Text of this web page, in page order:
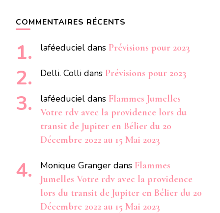
COMMENTAIRES RÉCENTS
laféeduciel dans Prévisions pour 2023
Delli. Colli dans Prévisions pour 2023
laféeduciel dans Flammes Jumelles
Votre rdv avec la providence lors du
transit de Jupiter en Bélier du 20
Décembre 2022 au 15 Mai 2023
Monique Granger dans Flammes
Jumelles Votre rdv avec la providence
lors du transit de Jupiter en Bélier du 20
Décembre 2022 au 15 Mai 2023